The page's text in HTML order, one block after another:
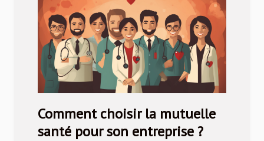
Comment choisir la mutuelle
santé pour son entreprise ?